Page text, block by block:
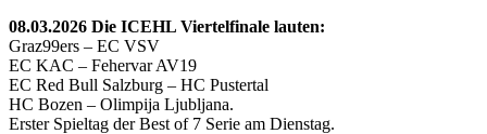
08.03.2026 Die ICEHL Viertelfinale lauten:
Graz99ers – EC VSV
EC KAC – Fehervar AV19
EC Red Bull Salzburg – HC Pustertal
HC Bozen – Olimpija Ljubljana.
Erster Spieltag der Best of 7 Serie am Dienstag.